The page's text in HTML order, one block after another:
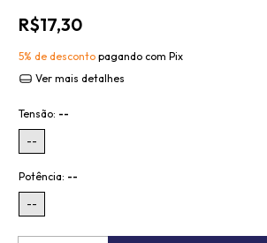
R$17,30
5% de desconto pagando com Pix
Ver mais detalhes
Tensão: --
--
Potência: --
--